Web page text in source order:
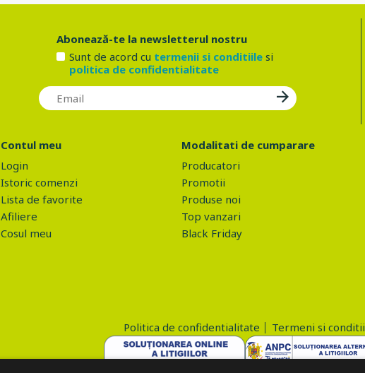
Abonează-te la newsletterul nostru
Sunt de acord cu termenii si conditiilesi
politica de confidentialitate
Contul meu
Login
Istoric comenzi
Lista de favorite
Afiliere
Cosul meu
Modalitati de cumparare
Producatori
Promotii
Produse noi
Top vanzari
Black Friday
Politica de confidentialitate
Termeni si conditii